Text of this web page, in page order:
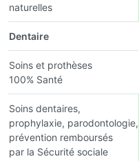
naturelles
Dentaire
Soins et prothèses
100% Santé
Soins dentaires,
prophylaxie, parodontologie,
prévention remboursés
par la Sécurité sociale